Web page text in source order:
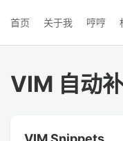
首页 关于我 哼哼
VIM 自动